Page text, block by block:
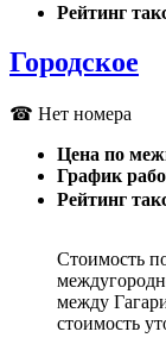
Рейтинг
Городское
☎ Нет номера
Цена по
График
Рейтинг
Стоимость
между
стоимость